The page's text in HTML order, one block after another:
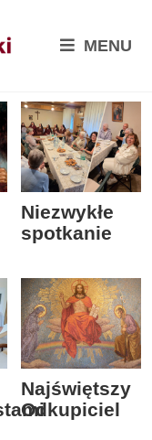
MENU
Niezwykłe
spotkanie
Najświętszy
Odkupiciel